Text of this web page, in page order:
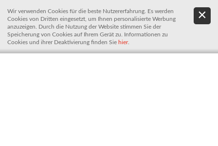
Wir verwenden Cookies für die beste Nutzererfahrung. Es werden
Cookies von Dritten eingesetzt, um Ihnen personalisierte Werbung
anzuzeigen. Durch die Nutzung der Website stimmen Sie der
Speicherung von Cookies auf Ihrem Gerät zu. Informationen zu
Cookies und ihrer Deaktivierung finden Sie hier.
De.It